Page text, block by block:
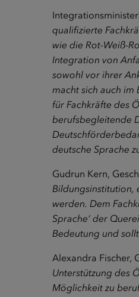
qualifizierte
wie die Rot-Weiß-
Integration von
sowohl vor ihrer
macht sich auch
für Fachkräfte des
berufsbegleitende
deutsche Sprache
Gudrun Kern,
Bildungsinstitution,
werden. Dem
Sprache‘ der
Bedeutung und
Alexandra Fischer,
Unterstützung des
Möglichkeit zu